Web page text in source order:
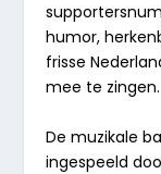
humor,
frisse
mee te zingen.
De muzikale
ingespeeld